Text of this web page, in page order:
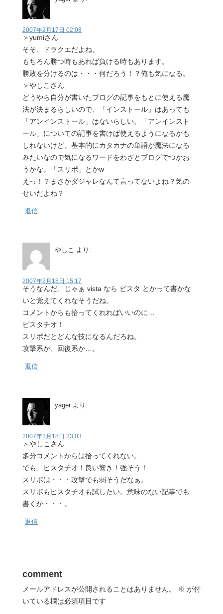
2007年2月17日 02:08
＞yumiさん
そそ、ドラクエだよね。
もちろん勝つ時もあれば負ける時もあります。
勝敗を分けるのは・・・何だろう！？俺も気になる。
＞やしこさん
どうやら自分が書いたブログの記事をもとに使える魔
法が決まるらしいので、「インストール」はあっても
「アンインストール」はないらしい。「アンインスト
ール」についての記事を書けば使えるようになるかも
しれないけど。基本的にカタカナの単語が魔法になる
みたいなので気になるワードをわざとブログでつかお
うかな。「スリポ」とかw
えっ！？まさかダジャレなんて言ってないよね？気の
せいだよね？
返信
やしこ より:
2007年2月18日 15:17
そうなんだ、じゃぁ vista なら ビスタ とかって書かな
いと覚えてくれなそうだね。
コメントからも拾ってくれればいいのに…
ピスタチオ！
スリポだとどんな技になるんだろね。
攻撃系か、回復系か…。
返信
yager より:
2007年2月18日 23:03
＞やしこさん
多分コメントからは拾ってくれない。
でも、ピスタチオ！良い響き！強そう！
スリポは・・・攻撃でも弱そうだなぁ。
スリポもピスタチオも試したい。意味のない記事でも
書くか・・・。
返信
comment
メールアドレスが公開されることはありません。 ※ が付
いている欄は必須項目です